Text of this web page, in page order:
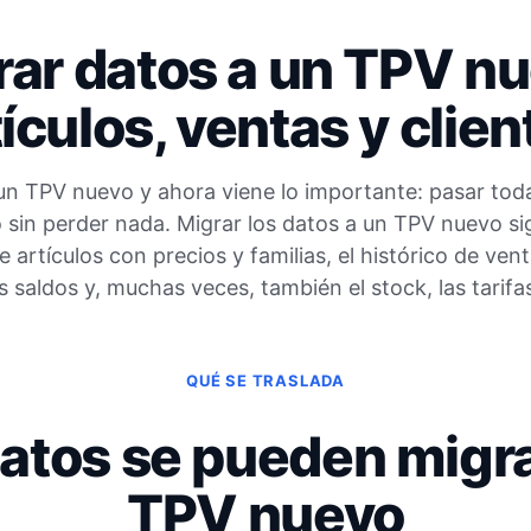
datos a un TPV
ventas y
TPV nuevo y ahora viene lo importante: pasar
sin perder nada. Migrar los datos a un TPV nuevo
artículos con precios y familias, el histórico de
saldos y, muchas veces, también el stock, las
QUÉ SE TRASLADA
se pueden
TPV nuevo